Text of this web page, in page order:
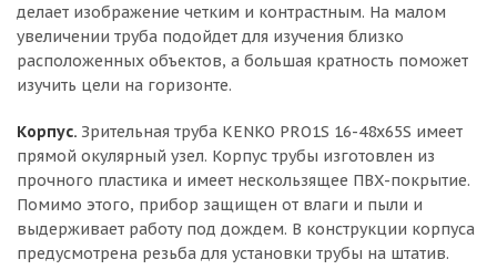
делает изображение четким и контрастным. На малом
увеличении труба подойдет для изучения близко
расположенных объектов, а большая кратность поможет
изучить цели на горизонте.
Корпус. Зрительная труба KENKO PRO1S 16-48x65S имеет
прямой окулярный узел. Корпус трубы изготовлен из
прочного пластика и имеет нескользящее ПВХ-покрытие.
Помимо этого, прибор защищен от влаги и пыли и
выдерживает работу под дождем. В конструкции корпуса
предусмотрена резьба для установки трубы на штатив.